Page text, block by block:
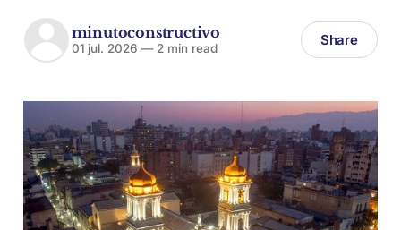
minutoconstructivo
01 jul. 2026 —2 min read Share